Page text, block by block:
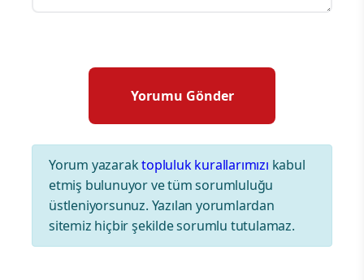
Yorum yazaraktopluluk kurallarımızı kabul
etmiş bulunuyor ve tüm sorumluluğu
üstleniyorsunuz. Yazılan yorumlardan
sitemiz hiçbir şekilde sorumlu tutulamaz.